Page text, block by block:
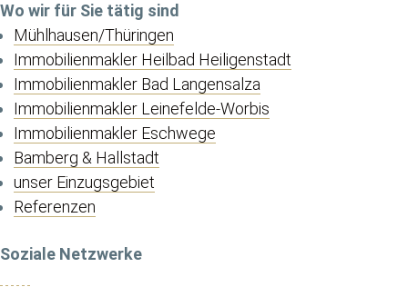
Wo wir für Sie tätig sind
Mühlhausen/Thüringen
Immobilienmakler Heilbad Heiligenstadt
Immobilienmakler Bad Langensalza
Immobilienmakler Leinefelde-Worbis
Immobilienmakler Eschwege
Bamberg & Hallstadt
unser Einzugsgebiet
Referenzen
Soziale Netzwerke